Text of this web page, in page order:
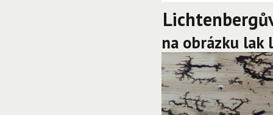
na obrázku lak